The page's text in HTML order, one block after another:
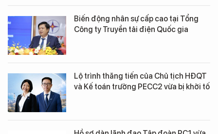
Biến động nhân sự cấp cao tại Tổng
Công ty Truyền tải điện Quốc gia
Lộ trình thăng tiến của Chủ tịch HĐQT
và Kế toán trưởng PECC2 vừa bị khởi tố